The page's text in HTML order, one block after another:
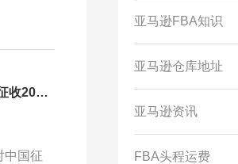
美宣布将从3月4日起对加拿大、墨西哥征收25%的关税，对中国则征收20%的关税
中国征
亚马逊FBA知识
亚马逊仓库地址
亚马逊资讯
FBA头程运费